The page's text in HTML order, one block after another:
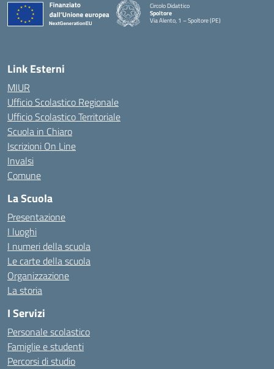
Circolo Didattico
Spoltore
Via Alento, 1 – Spoltore (PE)
— Visita la pagina iniziale della scuola
Link Esterni
MIUR
Ufficio Scolastico Regionale
Ufficio Scolastico Territoriale
Scuola in Chiaro
Iscrizioni On Line
Invalsi
Comune
La Scuola
Presentazione
I luoghi
I numeri della scuola
Le carte della scuola
Organizzazione
La storia
I Servizi
Personale scolastico
Famiglie e studenti
Percorsi di studio